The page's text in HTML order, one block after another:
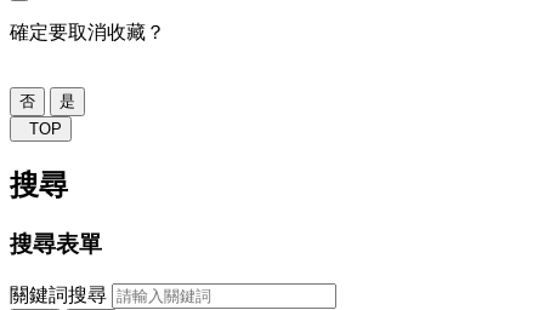
確定要取消收藏？
否
是
TOP
搜尋
搜尋表單
關鍵詞搜尋